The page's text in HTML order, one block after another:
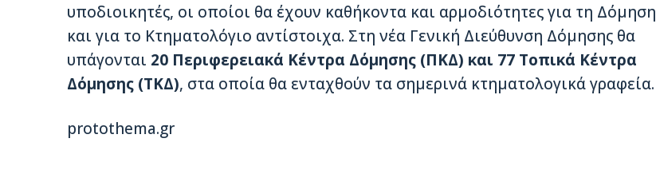
υποδιοικητές, οι οποίοι θα έχουν καθήκοντα και αρμοδιότητες για τη Δόμηση
και για το Κτηματολόγιο αντίστοιχα. Στη νέα Γενική Διεύθυνση Δόμησης θα
υπάγονται 20 Περιφερειακά Κέντρα Δόμησης (ΠΚΔ) και 77 Τοπικά Κέντρα
Δόμησης (ΤΚΔ), στα οποία θα ενταχθούν τα σημερινά κτηματολογικά γραφεία.
protothema.gr